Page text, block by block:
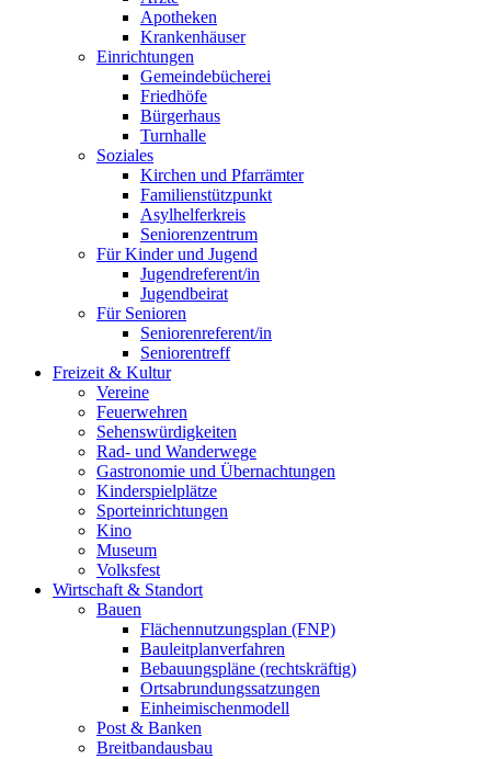
Apotheken
Krankenhäuser
Einrichtungen
Gemeindebücherei
Friedhöfe
Bürgerhaus
Turnhalle
Soziales
Kirchen und Pfarrämter
Familienstützpunkt
Asylhelferkreis
Seniorenzentrum
Für Kinder und Jugend
Jugendreferent/in
Jugendbeirat
Für Senioren
Seniorenreferent/in
Seniorentreff
Freizeit & Kultur
Vereine
Feuerwehren
Sehenswürdigkeiten
Rad- und Wanderwege
Gastronomie und Übernachtungen
Kinderspielplätze
Sporteinrichtungen
Kino
Museum
Volksfest
Wirtschaft & Standort
Bauen
Flächennutzungsplan (FNP)
Bauleitplanverfahren
Bebauungspläne (rechtskräftig)
Ortsabrundungssatzungen
Einheimischenmodell
Post & Banken
Breitbandausbau